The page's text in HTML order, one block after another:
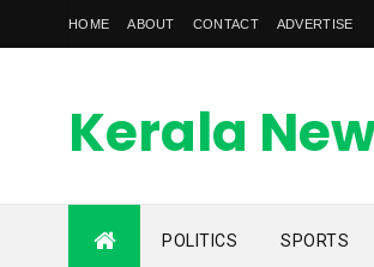
HOME ABOUT CONTACT ADVERTISE
Kerala
Feed
kerala news feed is the one of the best
POLITICS SPORTS